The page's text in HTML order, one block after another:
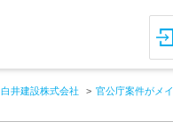
白井建設株式会社
官公庁案件がメ